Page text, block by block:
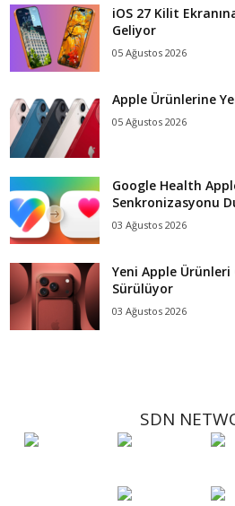
iOS 27 Kilit
Geliyor
05 Ağustos 2026
Apple Ürünlerine
05 Ağustos 2026
Google Health
Senkronizasyonu
03 Ağustos 2026
Yeni Apple
Sürülüyor
03 Ağustos 2026
SDN